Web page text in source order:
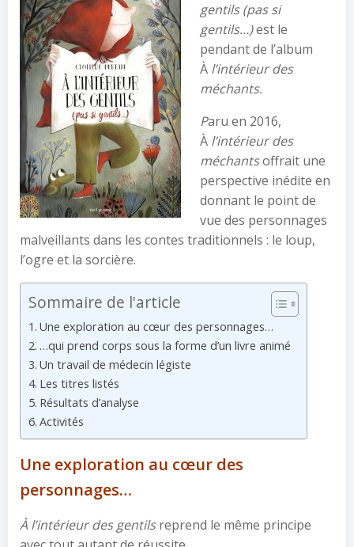
gentils (pas si
gentils…)est le
pendant de l’album
À l’intérieur des
méchants.
Paru en 2016,
À l’intérieur des
méchantsoffrait une
perspective inédite en
donnant le point de
vue des personnages
malveillants dans les contes traditionnels : le loup,
l’ogre et la sorcière.
Sommaire de l'article
Une exploration au cœur des personnages…
…qui prend corps sous la forme d’un livre animé
Un travail de médecin légiste
Les titres listés
Résultats d’analyse
Activités
Une exploration au cœur des
personnages…
À l’intérieur des gentilsreprend le même principe